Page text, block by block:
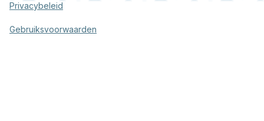
Privacybeleid
Gebruiksvoorwaarden